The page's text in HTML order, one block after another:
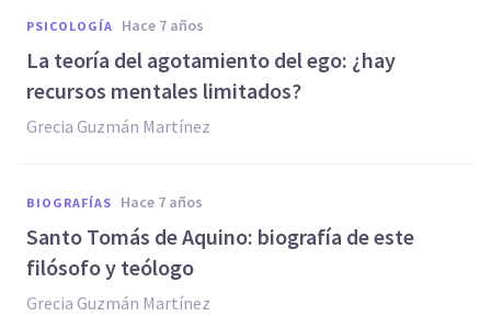
PSICOLOGÍA hace 7 años
La teoría del agotamiento del ego: ¿hay
recursos mentales limitados?
Grecia Guzmán Martínez
BIOGRAFÍAS hace 7 años
Santo Tomás de Aquino: biografía de este
filósofo y teólogo
Grecia Guzmán Martínez